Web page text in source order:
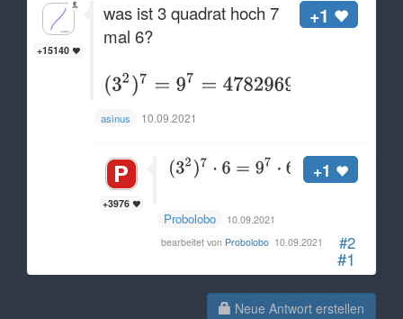
#1
+15140
+1
was ist 3 quadrat hoch 7
mal 6?
asinus 10.09.2021
#2
+3976
+1
Probolobo
10.09.2021
bearbeitet von Probolobo 10.09.2021
Neue Antwort erstellen